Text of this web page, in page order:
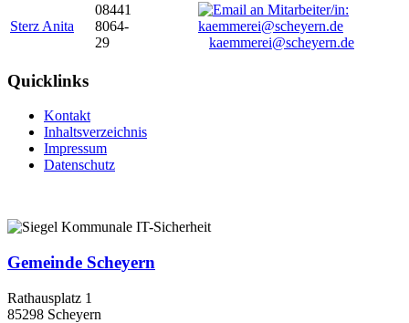
Sterz Anita
08441
8064-
29
kaemmerei@scheyern.de
Quicklinks
Kontakt
Inhaltsverzeichnis
Impressum
Datenschutz
Gemeinde Scheyern
Rathausplatz 1
85298 Scheyern